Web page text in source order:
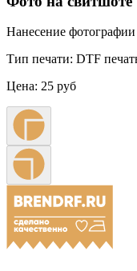
Нанесение
Тип печати: DTF
Цена: 25 руб